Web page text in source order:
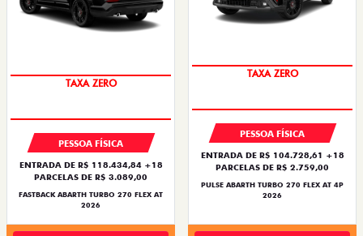
PESSOA FÍSICA
ENTRADA DE R$ 118.434,84 +18
PARCELAS DE R$ 3.089,00
FASTBACK ABARTH TURBO 270 FLEX AT
2026
PESSOA FÍSICA
ENTRADA DE R$ 104.728,61 +18
PARCELAS DE R$ 2.759,00
PULSE ABARTH TURBO 270 FLEX AT 4P
2026